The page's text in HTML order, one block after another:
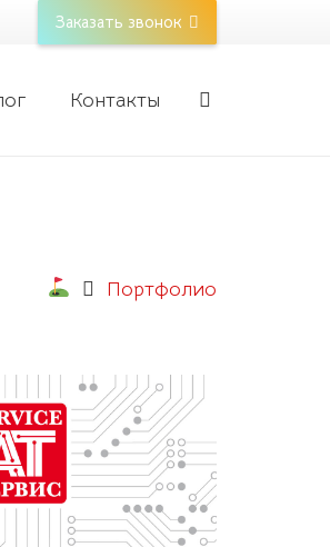
Заказать звонок
Контакты
Портфолио